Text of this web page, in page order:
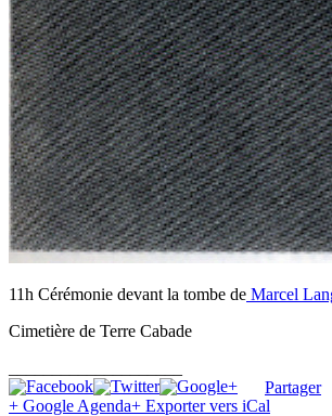
11h Cérémonie devant la tombe de Marcel
Cimetière de Terre Cabade
Partager
+ Google Agenda+ Exporter vers iCal